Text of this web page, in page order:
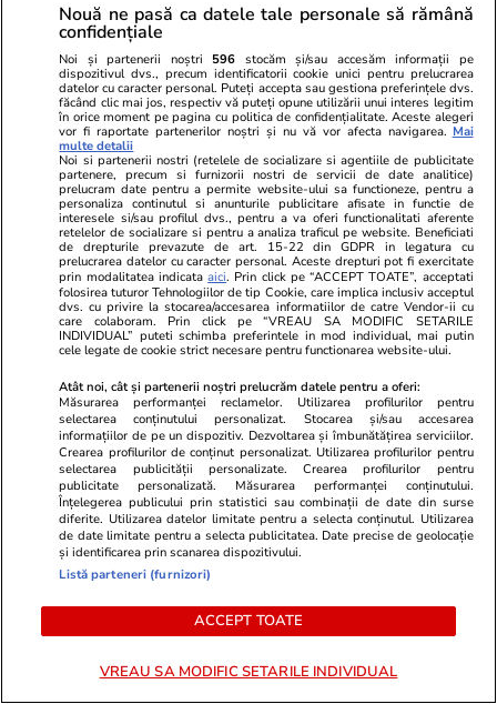
Știri România 14:30
UNTOLD 2026 oferă gratuit
teste HPV și ecografii de sân.
Cine poate beneficia
Știri România 14:22
Aproape 3 milioane de români
vor suporta temperaturi de 41
de grade Celsius la umbră,
miercuri și joi. Când se răcește
și revin ploile
Știri România 13:45
când culegea roșii pe câmp, la
Nouă ne pasă ca datele tale personale să rămână
confidențiale
Noi și partenerii noștri 596 stocăm și/sau accesăm informații pe
dispozitivul dvs., precum identificatorii cookie unici pentru prelucrarea
datelor cu caracter personal. Puteți accepta sau gestiona preferințele dvs.
făcând clic mai jos, respectiv vă puteți opune utilizării unui interes legitim
în orice moment pe pagina cu politica de confidențialitate. Aceste alegeri
vor fi raportate partenerilor noștri și nu vă vor afecta navigarea. Mai
multe detalii
Noi si partenerii nostri (retelele de socializare si agentiile de publicitate
partenere, precum si furnizorii nostri de servicii de date analitice)
prelucram date pentru a permite website-ului sa functioneze, pentru a
personaliza continutul si anunturile publicitare afisate in functie de
interesele si/sau profilul dvs., pentru a va oferi functionalitati aferente
retelelor de socializare si pentru a analiza traficul pe website. Beneficiati
de drepturile prevazute de art. 15-22 din GDPR in legatura cu
prelucrarea datelor cu caracter personal. Aceste drepturi pot fi exercitate
prin modalitatea indicataaici. Prin click pe “ACCEPT TOATE”, acceptati
folosirea tuturor Tehnologiilor de tip Cookie, care implica inclusiv acceptul
dvs. cu privire la stocarea/accesarea informatiilor de catre Vendor-ii cu
care colaboram. Prin click pe “VREAU SA MODIFIC SETARILE
INDIVIDUAL” puteti schimba preferintele in mod individual, mai putin
cele legate de cookie strict necesare pentru functionarea website-ului.
Atât noi, cât și partenerii noștri prelucrăm datele pentru a oferi:
Măsurarea performanței reclamelor. Utilizarea profilurilor pentru
selectarea conținutului personalizat. Stocarea și/sau accesarea
informațiilor de pe un dispozitiv. Dezvoltarea și îmbunătățirea serviciilor.
Crearea profilurilor de conținut personalizat. Utilizarea profilurilor pentru
selectarea publicității personalizate. Crearea profilurilor pentru
publicitate personalizată. Măsurarea performanței conținutului.
Înțelegerea publicului prin statistici sau combinații de date din surse
diferite. Utilizarea datelor limitate pentru a selecta conținutul. Utilizarea
de date limitate pentru a selecta publicitatea. Date precise de geolocație
și identificarea prin scanarea dispozitivului.
Listă parteneri (furnizori)
ACCEPT TOATE
VREAU SA MODIFIC SETARILE INDIVIDUAL